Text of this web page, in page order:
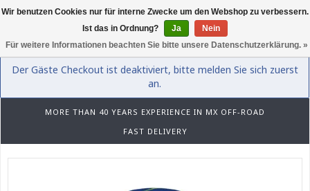
0
Der Gäste Checkout ist deaktiviert, bitte melden Sie sich zuerst
an.
MORE THAN 40 YEARS EXPERIENCE IN MX OFF-ROAD
FAST DELIVERY
Wir benutzen Cookies nur für interne Zwecke um den Webshop zu verbessern.
Ist das in Ordnung?
Ja
Nein
Für weitere Informationen beachten Sie bitte unsere Datenschutzerklärung. »